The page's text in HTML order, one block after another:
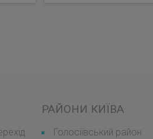
РАЙОНИ КИЇВА
Голосіївський район